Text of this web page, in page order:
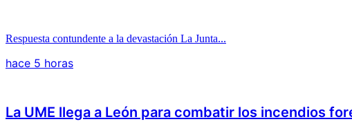
Respuesta contundente a la devastación La Junta...
hace 5 horas
La UME llega a León para combatir los incendios